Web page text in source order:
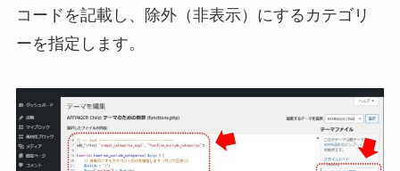
コードを記載し、除外（非表示）にするカテゴリ
ーを指定します。